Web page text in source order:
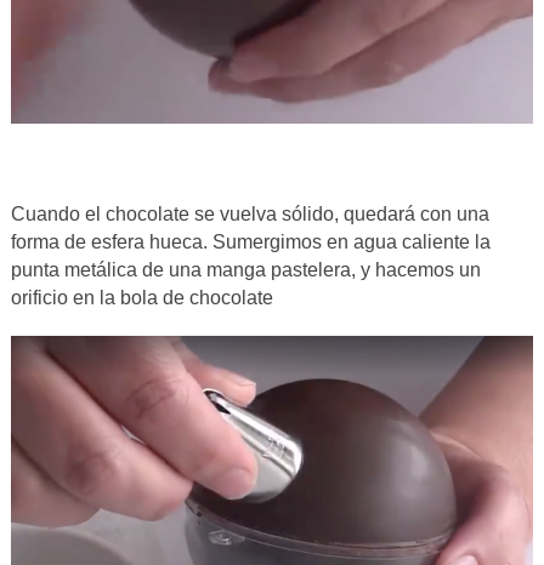
Cuando el chocolate se vuelva sólido, quedará con una
forma de esfera hueca. Sumergimos en agua caliente la
punta metálica de una manga pastelera, y hacemos un
orificio en la bola de chocolate